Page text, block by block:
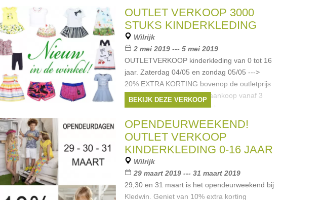
Merken:Armani,Liu Jo ,Calvin Klein
Woody ,finger in the nose, ...
OUTLET VERKOOP 3000
STUKS KINDERKLEDING
Wilrijk
2 mei 2019 --- 5 mei 2019
OUTLETVERKOOP kinderkleding van 0 tot 16
jaar. Zaterdag 04/05 en zondag 05/05 --->
20% EXTRA KORTING bovenop de outletprijs
op 1 artikel naar keuze bij aankoop vanaf 3
stuks 02/05/19 van 10.30 tot
Merken: Ralph Lauren,Lili Gaufrette
Armani, Liu Jo, Scapa, ...
BEKIJK DEZE VERKOOP
OPENDEURWEEKEND!
OUTLET VERKOOP
KINDERKLEDING 0-16 JAAR
Wilrijk
29 maart 2019 --- 31 maart 2019
29,30 en 31 maart is het opendeurweekend bij
Kledwin. Geniet van 10% extra korting